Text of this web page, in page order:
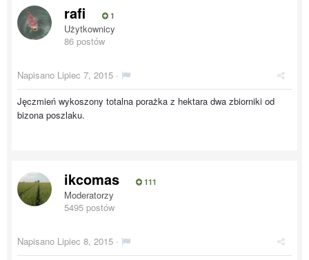
rafi 1
Użytkownicy
86 postów
Napisano Lipiec 7, 2015 ·
Jęczmień wykoszony totalna porażka z hektara dwa zbiorniki od
bizona poszlaku.
ikcomas 111
Moderatorzy
5495 postów
Napisano Lipiec 8, 2015 ·